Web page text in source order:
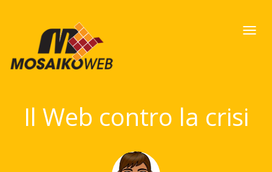
Il Web contro la crisi